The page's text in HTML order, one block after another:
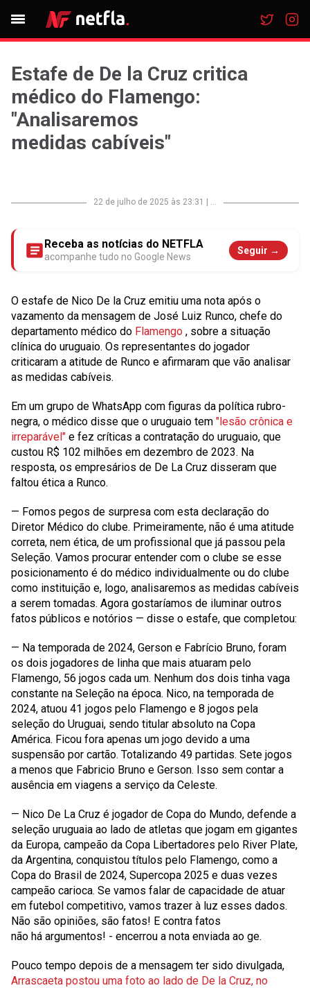
Estafe de De la Cruz critica
médico do Flamengo:
"Analisaremos
medidas cabíveis"
22 de julho de 2025 às 23:31 ...
Receba as notícias do NETFLA
acompanhe tudo no Google News
Seguir →
O estafe de Nico De la Cruz emitiu uma nota após o
vazamento da mensagem de José Luiz Runco, chefe do
departamento médico do Flamengo , sobre a situação
clínica do uruguaio. Os representantes do jogador
criticaram a atitude de Runco e afirmaram que vão analisar
as medidas cabíveis.
Em um grupo de WhatsApp com figuras da política rubro-
negra, o médico disse que o uruguaio tem "lesão crônica e
irreparável" e fez críticas a contratação do uruguaio, que
custou R$ 102 milhões em dezembro de 2023. Na
resposta, os empresários de De La Cruz disseram que
faltou ética a Runco.
— Fomos pegos de surpresa com esta declaração do
Diretor Médico do clube. Primeiramente, não é uma atitude
correta, nem ética, de um profissional que já passou pela
Seleção. Vamos procurar entender com o clube se esse
posicionamento é do médico individualmente ou do clube
como instituição e, logo, analisaremos as medidas cabíveis
a serem tomadas. Agora gostaríamos de iluminar outros
fatos públicos e notórios — disse o estafe, que completou:
— Na temporada de 2024, Gerson e Fabrício Bruno, foram
os dois jogadores de linha que mais atuaram pelo
Flamengo, 56 jogos cada um. Nenhum dos dois tinha vaga
constante na Seleção na época. Nico, na temporada de
2024, atuou 41 jogos pelo Flamengo e 8 jogos pela
seleção do Uruguai, sendo titular absoluto na Copa
América. Ficou fora apenas um jogo devido a uma
suspensão por cartão. Totalizando 49 partidas. Sete jogos
a menos que Fabricio Bruno e Gerson. Isso sem contar a
ausência em viagens a serviço da Celeste.
— Nico De La Cruz é jogador de Copa do Mundo, defende a
seleção uruguaia ao lado de atletas que jogam em gigantes
da Europa, campeão da Copa Libertadores pelo River Plate,
da Argentina, conquistou títulos pelo Flamengo, como a
Copa do Brasil de 2024, Supercopa 2025 e duas vezes
campeão carioca. Se vamos falar de capacidade de atuar
em futebol competitivo, vamos trazer à luz esses dados.
Não são opiniões, são fatos! E contra fatos
não há argumentos! - encerrou a nota enviada ao ge.
Pouco tempo depois de a mensagem ter sido divulgada,
Arrascaeta postou uma foto ao lado de De la Cruz, no